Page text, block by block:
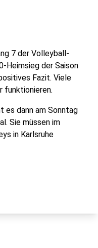
7 der Volleyball-
Heimsieg der Saison
Fazit. Viele
funktionieren.
es dann am Sonntag
Sie müssen im
in Karlsruhe